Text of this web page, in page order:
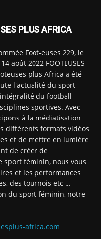
PLUS AFRICA
Foot-euses 229, le
août 2022 FOOTEUSES
plus Africa a été
l'actualité du sport
intégralité du football
sportives. Avec
à la médiatisation
différents formats vidéos
et de mettre en lumière
de créer de
sport féminin, nous vous
et les performances
des tournois etc ...
du sport féminin, notre
africa.com